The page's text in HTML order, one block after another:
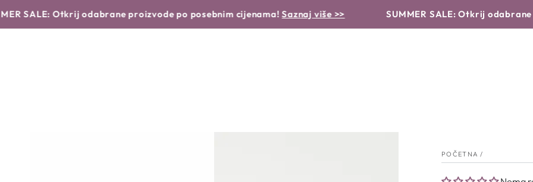
TEKSTA
Otkrij odabrane proizvode po posebnim cijenama!Saznaj više >> SUMMER SALE: Otkrij odabrane
POČETNA /
Translation missing: hr.products.product.similar_products